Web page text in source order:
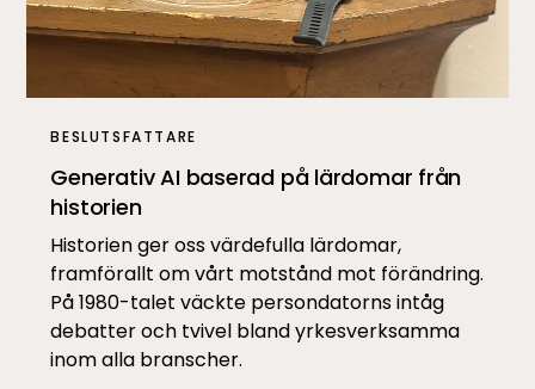
BESLUTSFATTARE
Generativ AI baserad på lärdomar från
historien
Historien ger oss värdefulla lärdomar,
framförallt om vårt motstånd mot förändring.
På 1980-talet väckte persondatorns intåg
debatter och tvivel bland yrkesverksamma
inom alla branscher.